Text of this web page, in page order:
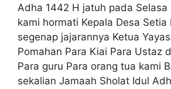
Adha 1442 H jatuh pada Selasa
kami hormati Kepala Desa
segenap jajarannya Ketua
Pomahan Para Kiai Para Ustaz
Para guru Para orang tua kami
sekalian Jamaah Sholat Idul